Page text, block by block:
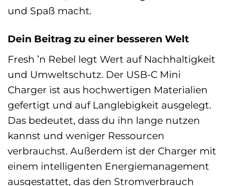
und Spaß macht.
Dein Beitrag zu einer besseren Welt
Fresh ’n Rebel legt Wert auf Nachhaltigkeit
und Umweltschutz. Der USB-C Mini
Charger ist aus hochwertigen Materialien
gefertigt und auf Langlebigkeit ausgelegt.
Das bedeutet, dass du ihn lange nutzen
kannst und weniger Ressourcen
verbrauchst. Außerdem ist der Charger mit
einem intelligenten Energiemanagement
ausgestattet, das den Stromverbrauch